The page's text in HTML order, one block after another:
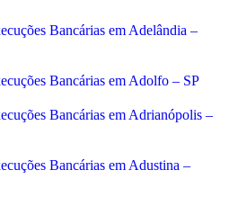
Bancárias em Adelândia –
Bancárias em Adolfo – SP
Bancárias em Adrianópolis –
Bancárias em Adustina –